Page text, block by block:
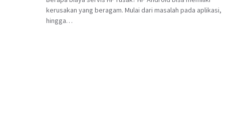
kerusakan yang beragam. Mulai dari masalah pada aplikasi,
hingga…